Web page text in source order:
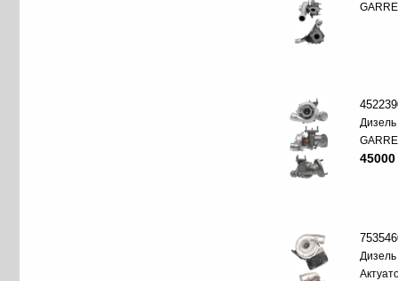
Дизель
Дизель